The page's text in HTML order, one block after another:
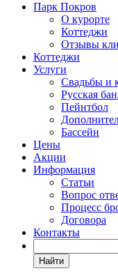
Парк Покров
О курорте
Коттеджи
Отзывы
Коттеджи
Услуги
Свадьбы и
Русская
Пейнтбол
Бассейн
Цены
Акции
Информация
Статьи
Вопрос
Процесс
Договора
Контакты
Найти